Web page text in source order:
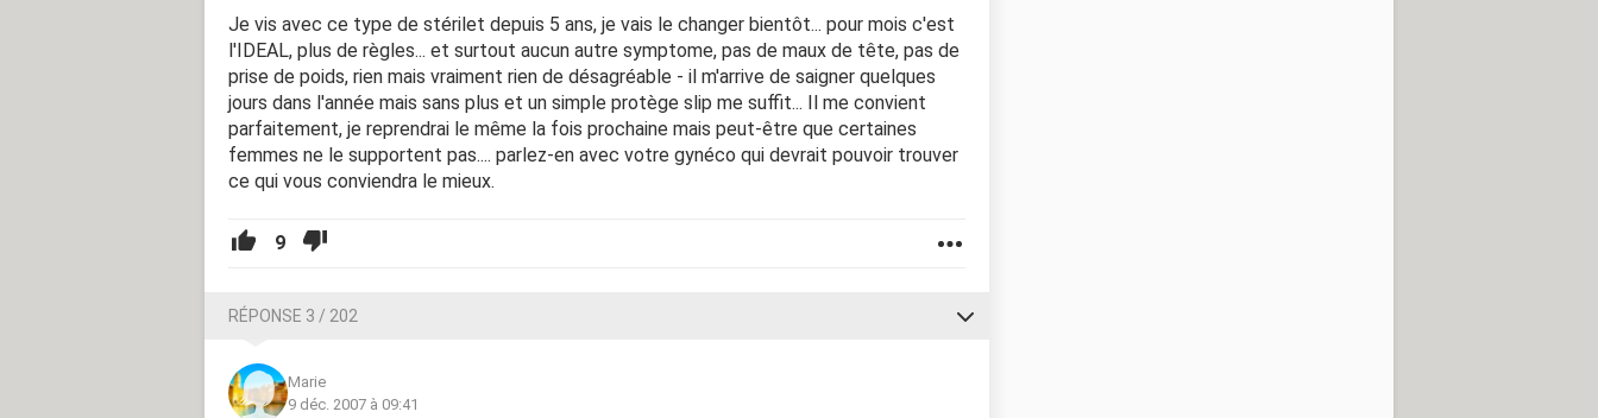
Je vis avec ce type de stérilet depuis 5 ans, je vais le changer bientôt... pour mois c'est
l'IDEAL, plus de règles... et surtout aucun autre symptome, pas de maux de tête, pas de
prise de poids, rien mais vraiment rien de désagréable - il m'arrive de saigner quelques
jours dans l'année mais sans plus et un simple protège slip me suffit... Il me convient
parfaitement, je reprendrai le même la fois prochaine mais peut-être que certaines
femmes ne le supportent pas.... parlez-en avec votre gynéco qui devrait pouvoir trouver
ce qui vous conviendra le mieux.
9
RÉPONSE 3 / 202
Marie
9 déc. 2007 à 09:41